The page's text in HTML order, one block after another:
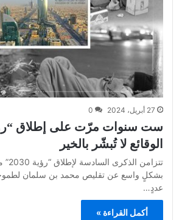
27 أبريل، 2024 0
الوقائع لا تُبشّر بالخير
تتزامن
بشكلٍ واسع عن تقليص محمد بن سلمان
عددٍ…
أكمل القراءة »